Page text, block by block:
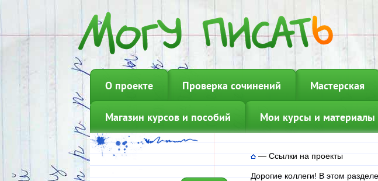
О проекте Проверка сочинений Мастерская
Магазин курсов и пособий Мои курсы и материалы
—Ссылки на проекты
Дорогие коллеги! В этом